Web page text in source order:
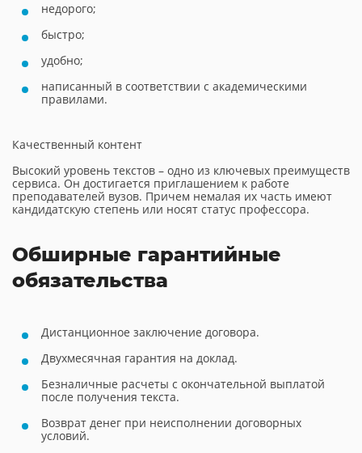
недорого;
быстро;
удобно;
написанный в соответствии с академическими
правилами.
Качественный контент
Высокий уровень текстов – одно из ключевых преимуществ
сервиса. Он достигается приглашением к работе
преподавателей вузов. Причем немалая их часть имеют
кандидатскую степень или носят статус профессора.
Обширные гарантийные
обязательства
Дистанционное заключение договора.
Двухмесячная гарантия на доклад.
Безналичные расчеты с окончательной выплатой
после получения текста.
Возврат денег при неисполнении договорных
условий.